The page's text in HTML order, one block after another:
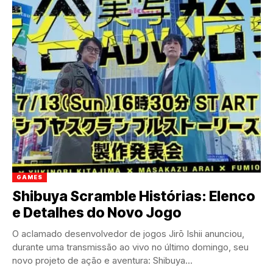
GAMES
Shibuya Scramble Histórias: Elenco
e Detalhes do Novo Jogo
O aclamado desenvolvedor de jogos Jirō Ishii anunciou,
durante uma transmissão ao vivo no último domingo, seu
novo projeto de ação e aventura: Shibuya...